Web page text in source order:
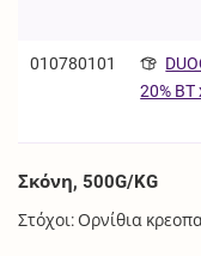
010780101
20% BT
Σκόνη, 500G/KG
Στόχοι: Ορνίθια